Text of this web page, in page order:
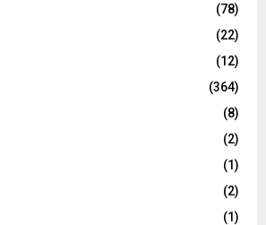
(78)
(22)
(12)
(364)
(8)
(2)
(1)
(2)
(1)